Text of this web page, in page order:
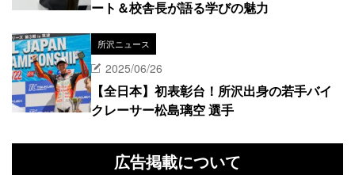
ート＆校舎長が語る学びの魅力
所沢ニュース
2025/06/26
【全日本】初表彰台！所沢出身の若手バイ
クレーサー松島璃空 選手
広告掲載について